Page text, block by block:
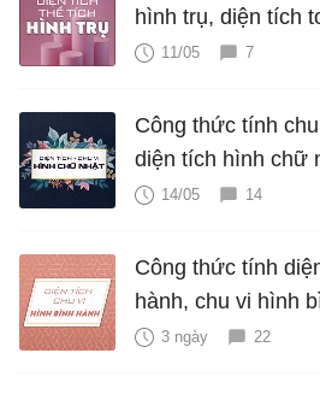
hình trụ, diện tích
11/05 7
Công thức tính
diện tích hình chữ
14/05 14
Công thức tính
hành, chu vi hình
3 ngày 22